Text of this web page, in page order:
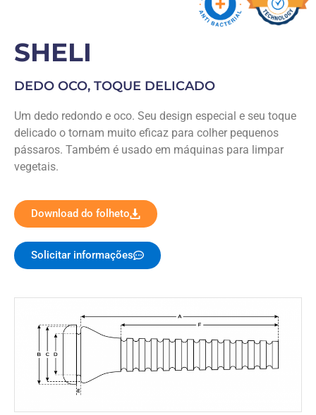
SHELI
DEDO OCO, TOQUE DELICADO
Um dedo redondo e oco. Seu design especial e seu toque
delicado o tornam muito eficaz para colher pequenos
pássaros. Também é usado em máquinas para limpar
vegetais.
Download do folheto
Solicitar informações